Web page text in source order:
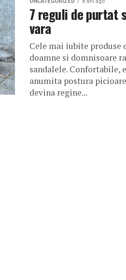
7 reguli de purtat
vara
Cele mai iubite
doamne si domnisoare
sandalele. Confortabile,
anumita postura
devina regine...